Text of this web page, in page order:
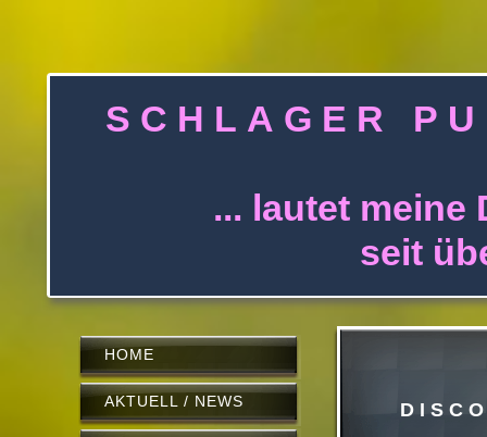
S C H L A G E
... lautet meine
seit über 30
D I S C
HOME
AKTUELL / NEWS